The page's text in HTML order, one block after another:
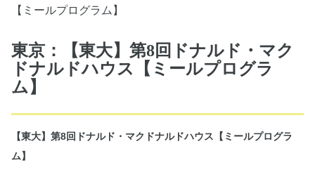
【ミールプログラム】
東京：【東大】第8回ドナルド・マク
ドナルドハウス【ミールプログラ
ム】
【東大】第8回ドナルド・マクドナルドハウス【ミールプログラ
ム】